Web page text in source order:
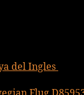
del Ingles